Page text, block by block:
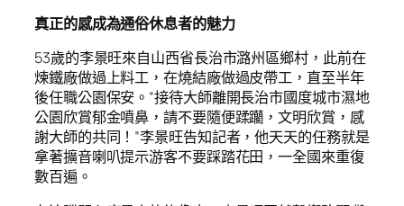
真正的感成為通俗休息者的魅力
53歲的李景旺來自山西省長治市潞州區鄉村，此前在
煉鐵廠做過上料工，在燒結廠做過皮帶工，直至半年
後任職公園保安。“接待大師離開長治市國度城市濕地
公園欣賞郁金噴鼻，請不要隨便蹂躪，文明欣賞，感
謝大師的共同！”李景旺告知記者，他天天的任務就是
拿著擴音喇叭提示游客不要踩踏花田，一全國來重復
數百遍。